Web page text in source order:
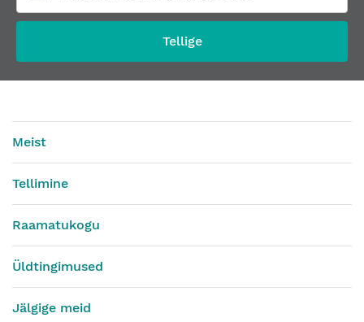
Tellige
Meist
Tellimine
Raamatukogu
Üldtingimused
Jälgige meid